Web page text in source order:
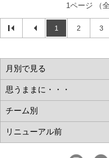
1ページ （
1 2 3